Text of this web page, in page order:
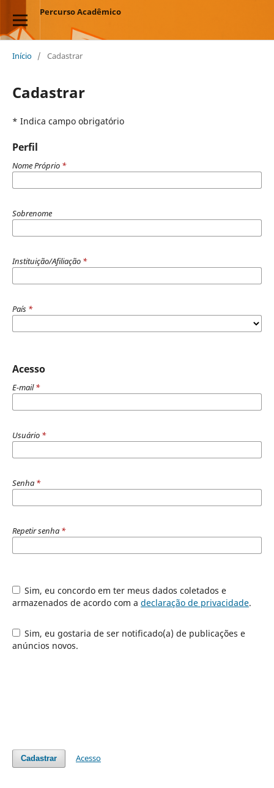
Percurso Acadêmico
Início / Cadastrar
Cadastrar
* Indica campo obrigatório
Perfil
Nome Próprio *
Sobrenome
Instituição/Afiliação *
País *
Acesso
E-mail*
Usuário *
Senha *
Repetir senha *
Sim, eu concordo em ter meus dados coletados e
armazenados de acordo com a declaração de privacidade.
Sim, eu gostaria de ser notificado(a) de publicações e
anúncios novos.
Cadastrar Acesso